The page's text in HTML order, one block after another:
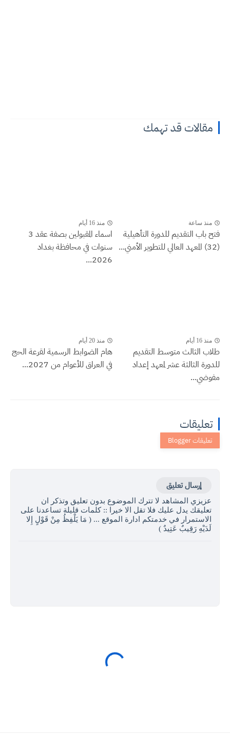
مقالات قد تهمك
منذ ساعة
فتح باب التقديم للدورة التأهيلية
(32) المعهد العالي للتطوير الأمني...
منذ 16 أيام
اسماء المقبولين بصفة عقد 3
سنوات في محافظة بغداد
2026...
منذ 16 أيام
طلاب الثالث متوسط التقديم
للدورة الثالثة عشر لمعهد إعداد
مفوضي...
منذ 20 أيام
هام الضوابط الرسمية لقرعة الحج
في العراق للأعوام من 2027...
تعليقات
إرسال تعليق
عزيزي المشاهد لا تترك الموضوع بدون تعليق وتذكر ان
تعليقك يدل عليك فلا تقل الا خيرا :: كلمات قليلة تساعدنا على
الاستمرار في خدمتكم ادارة الموقع ... ( مَا يَلْفِظُ مِنْ قَوْلٍ إِلا
لَدَيْهِ رَقِيبٌ عَتِيدٌ )